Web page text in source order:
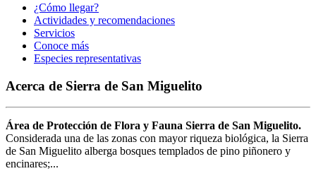
¿Cómo llegar?
Actividades y recomendaciones
Servicios
Conoce más
Especies representativas
Acerca de Sierra de San Miguelito
Área de Protección de Flora y Fauna Sierra de San Miguelito.
Considerada una de las zonas con mayor riqueza biológica, la Sierra
de San Miguelito alberga bosques templados de pino piñonero y
encinares;...